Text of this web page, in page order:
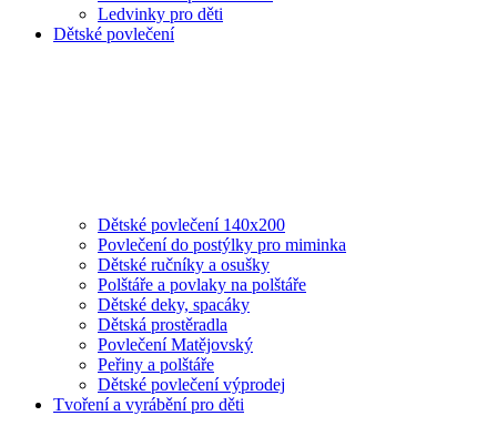
Ledvinky pro děti
Dětské povlečení
Dětské povlečení 140x200
Povlečení do postýlky pro miminka
Dětské ručníky a osušky
Polštáře a povlaky na polštáře
Dětské deky, spacáky
Dětská prostěradla
Povlečení Matějovský
Peřiny a polštáře
Dětské povlečení výprodej
Tvoření a vyrábění pro děti